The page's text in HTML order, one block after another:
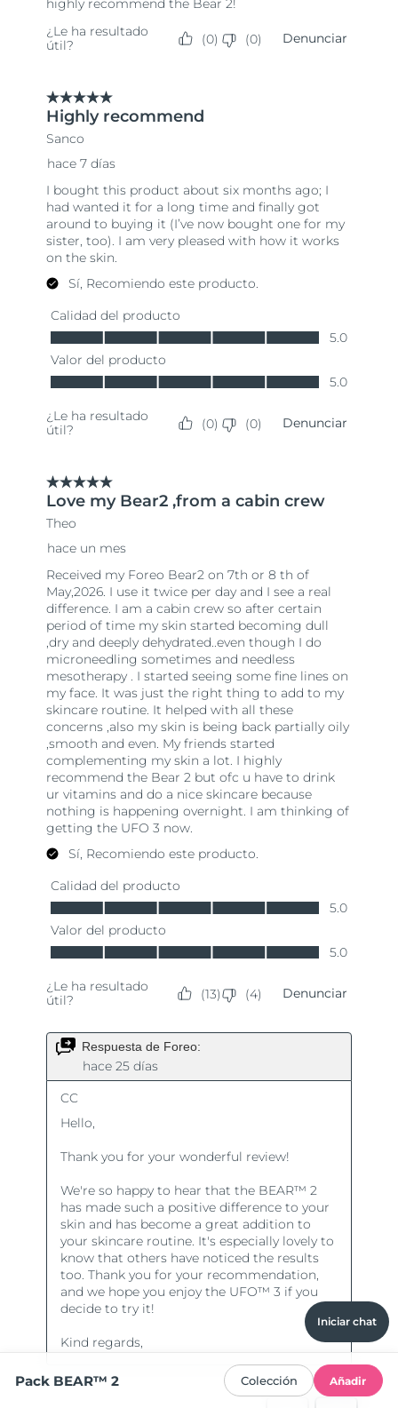
Iniciar chat
Pack BEAR™ 2 Colección Añadir